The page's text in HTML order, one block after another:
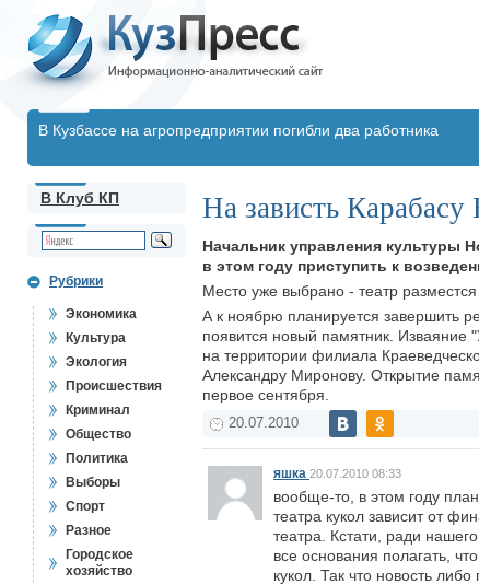
В Кузбассе на агропредприятии погибли два работника
В Клуб КП
Рубрики
Экономика
Культура
Экология
Происшествия
Криминал
Общество
Политика
Выборы
Спорт
Разное
Городское
хозяйство
На зависть Карабасу
Начальник управления культуры
в этом году приступить к
Место уже выбрано - театр
А к ноябрю планируется завершить
появится новый памятник. Изваяние
на территории филиала
Александру Миронову. Открытие
первое сентября.
20.07.2010
яшка 20.07.2010 08:33
вообще-то, в этом году
театра кукол зависит от
театра. Кстати, ради
все основания полагать,
кукол. Так что новость